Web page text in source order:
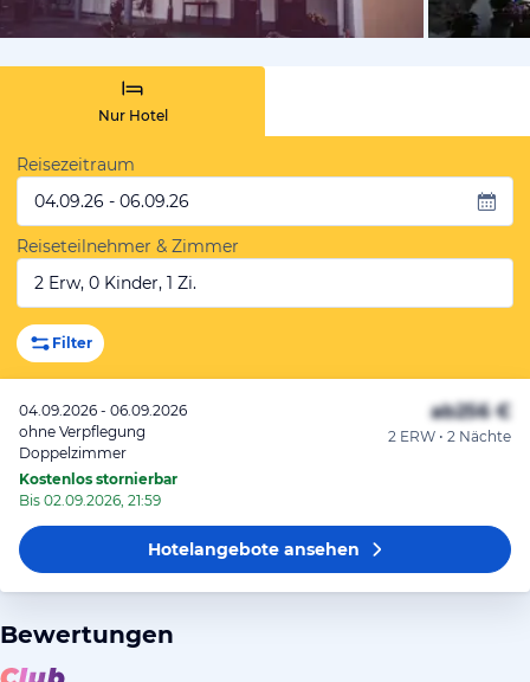
von
Nur Hotel
Reisezeitraum
04.09.26 - 06.09.26
Reiseteilnehmer & Zimmer
2 Erw, 0 Kinder, 1 Zi.
Filter
04.09.2026 - 06.09.2026
ohne Verpflegung
Doppelzimmer
Kostenlos stornierbar
Bis 02.09.2026, 21:59
ab256 €
2 ERW • 2 Nächte
Hotelangeboteansehen
Bewertungen